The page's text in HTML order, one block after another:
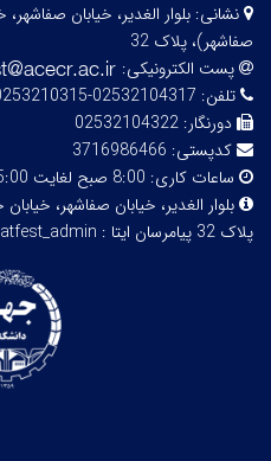
نشانی: بلوار الغدیر، خیابان
صفاشهر)، پلاک 32
پست الکترونیکی:
تلفن: 02532104317-0253210315
دورنگار: 02532104322
کدپستی: 3716986466
ساعات کاری: 8:00 صبح لغایت 15:00 عصر
بلوار الغدیر، خیابان صفاشهر،
پلاک 32
پیامرسان ایتا : Mahdaviyatfest_admin@